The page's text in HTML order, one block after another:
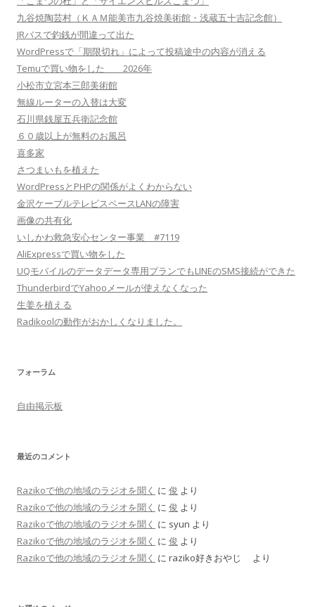
九谷焼陶芸村（ＫＡＭ能美市九谷焼美術館・浅蔵五十吉記念館）
JRバスで釣銭が間違って出た
WordPressで「期限切れ」によって投稿途中の内容が消える
Temuで買い物をした 2026年
小松市立宮本三郎美術館
無線ルーターの入替は大変
石川県銭屋五兵衛記念館
６０歳以上が無料のお風呂
喜多家
さつまいもを植えた
WordPressとPHPの関係がよくわからない
金沢ケーブルテレビスペースLANの障害
画像の共有化
いしかわ救急安心センター事業 #7119
AliExpressで買い物をした
UQモバイルのデータデータ専用プランでもLINEのSMS接続ができた
ThunderbirdでYahooメールが使えなくなった
生姜を植える
Radikoolの動作がおかしくなりました。
フォーラム
自由掲示板
最近のコメント
Razikoで他の地域のラジオを聞く に 俊 より
Razikoで他の地域のラジオを聞く に 俊 より
Razikoで他の地域のラジオを聞く に syun より
Razikoで他の地域のラジオを聞く に 俊 より
Razikoで他の地域のラジオを聞く に raziko好きおやじ より